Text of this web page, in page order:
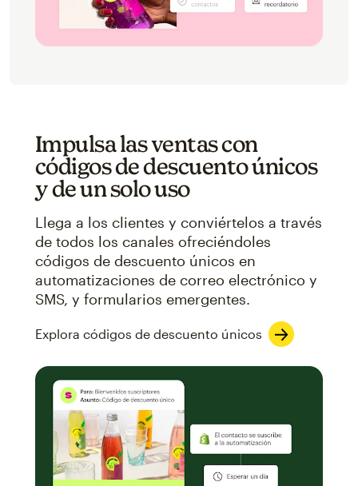
Impulsa las ventas con
códigos de descuento únicos
y de un solo uso
Llega a los clientes y conviértelos a través
de todos los canales ofreciéndoles
códigos de descuento únicos en
automatizaciones de correo electrónico y
SMS, y formularios emergentes.
Explora códigos de descuento únicos